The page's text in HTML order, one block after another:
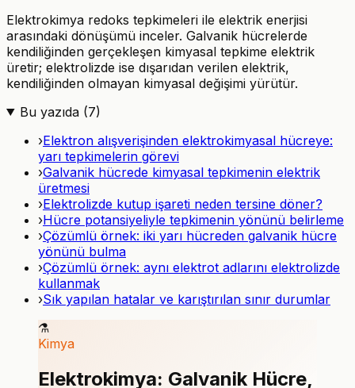
Elektrokimya redoks tepkimeleri ile elektrik enerjisi
arasındaki dönüşümü inceler. Galvanik hücrelerde
kendiliğinden gerçekleşen kimyasal tepkime elektrik
üretir; elektrolizde ise dışarıdan verilen elektrik,
kendiliğinden olmayan kimyasal değişimi yürütür.
Bu yazıda (7)
›Elektron alışverişinden elektrokimyasal hücreye:
yarı tepkimelerin görevi
›Galvanik hücrede kimyasal tepkimenin elektrik
üretmesi
›Elektrolizde kutup işareti neden tersine döner?
›Hücre potansiyeliyle tepkimenin yönünü belirleme
›Çözümlü örnek: iki yarı hücreden galvanik hücre
yönünü bulma
›Çözümlü örnek: aynı elektrot adlarını elektrolizde
kullanmak
›Sık yapılan hatalar ve karıştırılan sınır durumlar
⚗️
Kimya
Elektrokimya: Galvanik Hücre,